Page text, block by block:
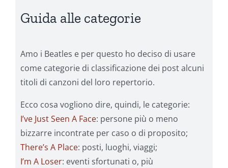
Guida alle categorie
Amo i Beatles e per questo ho deciso di usare
come categorie di classificazione dei post alcuni
titoli di canzoni del loro repertorio.
Ecco cosa vogliono dire, quindi, le categorie:
I’ve Just Seen A Face: persone più o meno
bizzarre incontrate per caso o di proposito;
There’s A Place: posti, luoghi, viaggi;
I’m A Loser: eventi sfortunati o, più